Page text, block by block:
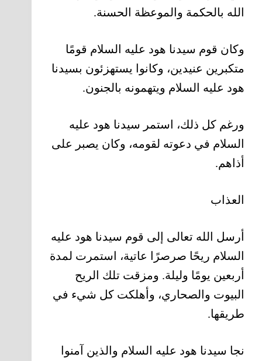
الله بالحكمة والموعظة الحسنة.
وكان قوم سيدنا هود عليه السلام قومًا
متكبرين عنيدين، وكانوا يستهزئون بسيدنا
هود عليه السلام ويتهمونه بالجنون.
ورغم كل ذلك، استمر سيدنا هود عليه
السلام في دعوته لقومه، وكان يصبر على
أذاهم.
العذاب
أرسل الله تعالى إلى قوم سيدنا هود عليه
السلام ريحًا صرصرًا عاتية، استمرت لمدة
أربعين يومًا وليلة. ومزقت تلك الريح
البيوت والصحاري، وأهلكت كل شيء في
طريقها.
نجا سيدنا هود عليه السلام والذين آمنوا